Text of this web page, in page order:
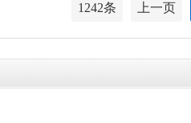
1242条 上一页